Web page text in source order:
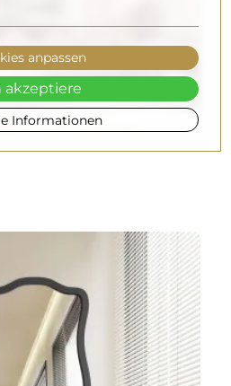
mit MDF-Rahmen -
Informationen
anpassen
akzeptiere